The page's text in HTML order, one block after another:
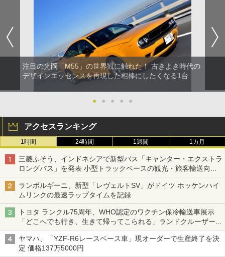
注目の光岡「M55」の世界観に触れた！ 古きよき時代の
デザインエッセンスを再現した相棒にしたくなる1台
● ● ● ● ●
アクセスランキング
1時間 24時間 1週間 1カ月
三菱ふそう、インドネシアで新型バス「キャンター・エクストラ
ロングバス」を発表 小型トラックベースの観光・旅客輸送向け
バス
ランボルギーニ、新型「レヴェルトSV」がドイツ ホッケンハイ
ムリンクの最速ラップタイムを記録
トヨタ ランクル75周年、WHO認定のワクチン保冷輸送車展示
「どこへでも行き、生きて帰ってこられる」ランドクルーザーで
命をつなぐ
ヤマハ、「YZF-R6レースベース車」現オーダーで生産終了を決
定 価格137万5000円